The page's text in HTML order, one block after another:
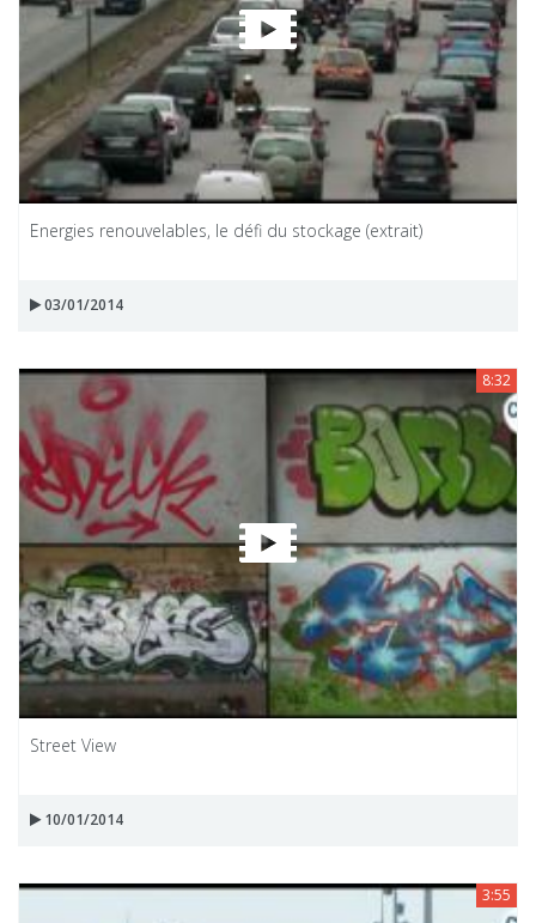
Energies renouvelables, le défi du stockage (extrait)
03/01/2014
8:32
Street View
10/01/2014
3:55